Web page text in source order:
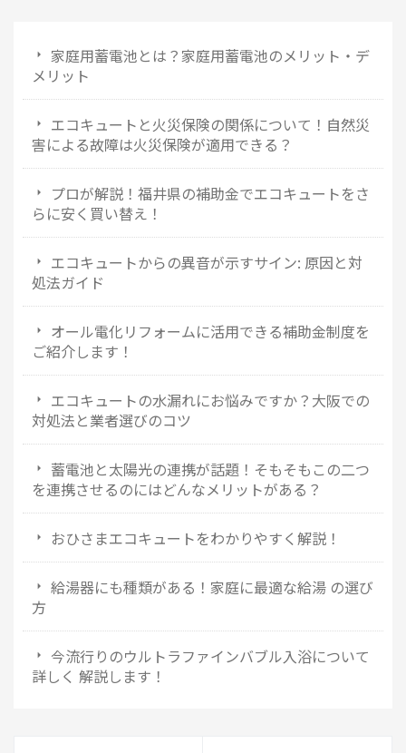
家庭用蓄電池とは？家庭用蓄電池のメリット・デ
メリット
エコキュートと火災保険の関係について！自然災
害による故障は火災保険が適用できる？
プロが解説！福井県の補助金でエコキュートをさ
らに安く買い替え！
エコキュートからの異音が示すサイン: 原因と対
処法ガイド
オール電化リフォームに活用できる補助金制度を
ご紹介します！
エコキュートの水漏れにお悩みですか？大阪での
対処法と業者選びのコツ
蓄電池と太陽光の連携が話題！そもそもこの二つ
を連携させるのにはどんなメリットがある？
おひさまエコキュートをわかりやすく解説！
給湯器にも種類がある！家庭に最適な給湯 の選び
方
今流行りのウルトラファインバブル入浴について
詳しく 解説します！